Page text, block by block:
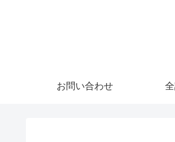
お問い合わせ